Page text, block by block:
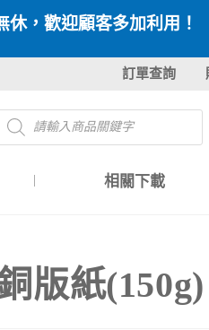
，歡迎顧客多加利用！
訂單查詢
相關下載
版紙(150g)